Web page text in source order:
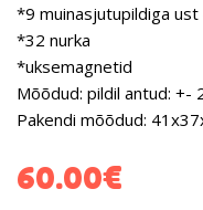
*9 muinasjutupildiga
*32 nurka
*uksemagnetid
Mõõdud: pildil antud: +-
Pakendi mõõdud:
60.00€